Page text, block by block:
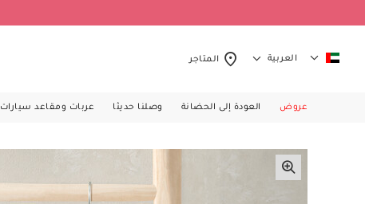
العربية المتاجر
عروض العودة إلى الحضانة وصلنا حديثا عربات ومقاعد سيارات